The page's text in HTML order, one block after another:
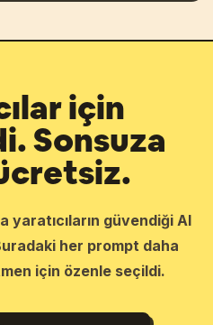
için
Sonsuza
yaratıcıların güvendiği AI
her prompt daha
için özenle seçildi.